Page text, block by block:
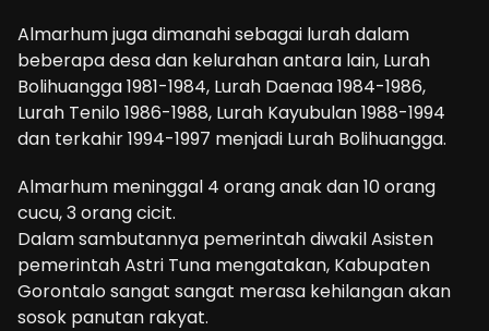
Almarhum juga dimanahi sebagai lurah dalam
beberapa desa dan kelurahan antara lain, Lurah
Bolihuangga 1981-1984, Lurah Daenaa 1984-1986,
Lurah Tenilo 1986-1988, Lurah Kayubulan 1988-1994
dan terkahir 1994-1997 menjadi Lurah Bolihuangga.
Almarhum meninggal 4 orang anak dan 10 orang
cucu, 3 orang cicit.
Dalam sambutannya pemerintah diwakil Asisten
pemerintah Astri Tuna mengatakan, Kabupaten
Gorontalo sangat sangat merasa kehilangan akan
sosok panutan rakyat.